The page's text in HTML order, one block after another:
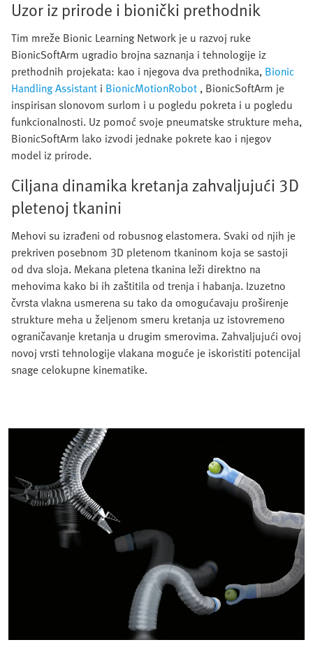
Uzor iz prirode i bionički prethodnik
Tim mreže Bionic Learning Network je u razvoj ruke
BionicSoftArm ugradio brojna saznanja i tehnologije iz
prethodnih projekata: kao i njegova dva prethodnika, Bionic
Handling Assistant i BionicMotionRobot , BionicSoftArm je
inspirisan slonovom surlom i u pogledu pokreta i u pogledu
funkcionalnosti. Uz pomoć svoje pneumatske strukture meha,
BionicSoftArm lako izvodi jednake pokrete kao i njegov
model iz prirode.
Ciljana dinamika kretanja zahvaljujući 3D
pletenoj tkanini
Mehovi su izrađeni od robusnog elastomera. Svaki od njih je
prekriven posebnom 3D pletenom tkaninom koja se sastoji
od dva sloja. Mekana pletena tkanina leži direktno na
mehovima kako bi ih zaštitila od trenja i habanja. Izuzetno
čvrsta vlakna usmerena su tako da omogućavaju proširenje
strukture meha u željenom smeru kretanja uz istovremeno
ograničavanje kretanja u drugim smerovima. Zahvaljujući ovoj
novoj vrsti tehnologije vlakana moguće je iskoristiti potencijal
snage celokupne kinematike.